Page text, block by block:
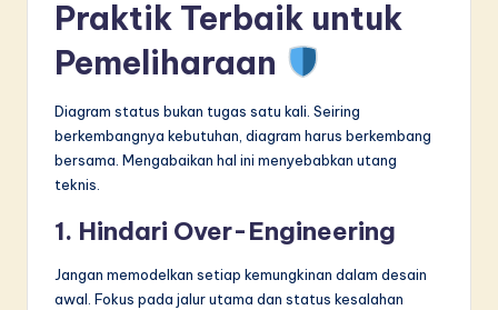
Praktik Terbaik untuk
Pemeliharaan
Diagram status bukan tugas satu kali. Seiring
berkembangnya kebutuhan, diagram harus berkembang
bersama. Mengabaikan hal ini menyebabkan utang
teknis.
1. Hindari Over-Engineering
Jangan memodelkan setiap kemungkinan dalam desain
awal. Fokus pada jalur utama dan status kesalahan